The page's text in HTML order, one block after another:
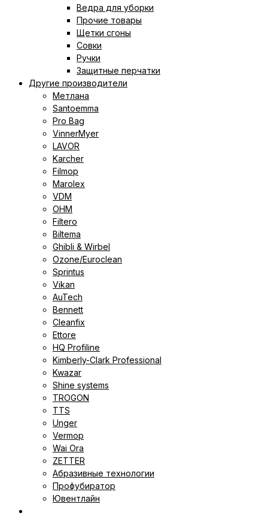
Ведра для уборки
Прочие товары
Щетки сгоны
Совки
Ручки
Защитные перчатки
Другие производители
Метлана
Santoemma
Pro Bag
VinnerMyer
LAVOR
Karcher
Filmop
Marolex
VDM
ОНМ
Filtero
Biltema
Ghibli & Wirbel
Ozone/Euroclean
Sprintus
Vikan
AuTech
Bennett
Cleanfix
Ettore
HQ Profiline
Kimberly-Clark Professional
Kwazar
Shine systems
TROGON
TTS
Unger
Vermop
Wai Ora
ZETTER
Абразивные технологии
Профубиратор
Ювентлайн